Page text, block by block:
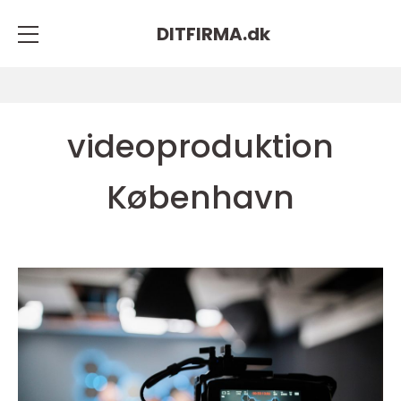
DITFIRMA.dk
videoproduktion
København